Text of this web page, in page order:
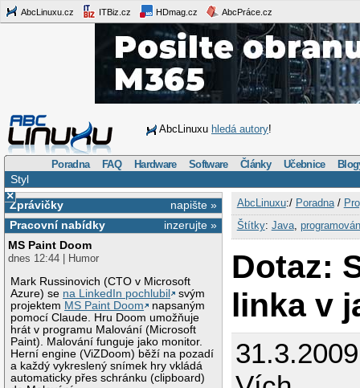
AbcLinuxu.cz ITBiz.cz HDmag.cz AbcPráce.cz
AbcLinuxu hledá autory!
Poradna FAQ Hardware Software Články Učebnice
Styl
×
napište »
Zprávičky
inzerujte »
Pracovní nabídky
MS Paint Doom
dnes 12:44 | Humor
Mark Russinovich (CTO v Microsoft
Azure) se na LinkedIn pochlubil
svým
projektem MS Paint Doom
napsaným
pomocí Claude. Hru Doom umožňuje
hrát v programu Malování (Microsoft
Paint). Malování funguje jako monitor.
Herní engine (ViZDoom) běží na pozadí
a každý vykreslený snímek hry vkládá
automaticky přes schránku (clipboard)
AbcLinuxu:/ Poradna/
Štítky: Java,
Dotaz:
linka v